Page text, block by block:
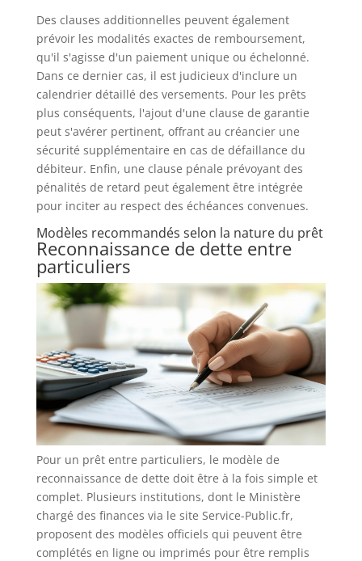
Des clauses additionnelles peuvent également
prévoir les modalités exactes de remboursement,
qu'il s'agisse d'un paiement unique ou échelonné.
Dans ce dernier cas, il est judicieux d'inclure un
calendrier détaillé des versements. Pour les prêts
plus conséquents, l'ajout d'une clause de garantie
peut s'avérer pertinent, offrant au créancier une
sécurité supplémentaire en cas de défaillance du
débiteur. Enfin, une clause pénale prévoyant des
pénalités de retard peut également être intégrée
pour inciter au respect des échéances convenues.
Modèles recommandés selon la nature du prêt
Reconnaissance de dette entre
particuliers
Pour un prêt entre particuliers, le modèle de
reconnaissance de dette doit être à la fois simple et
complet. Plusieurs institutions, dont le Ministère
chargé des finances via le site Service-Public.fr,
proposent des modèles officiels qui peuvent être
complétés en ligne ou imprimés pour être remplis